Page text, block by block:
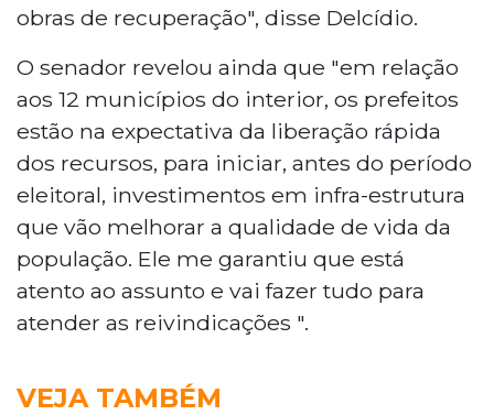
obras de recuperação", disse Delcídio.
O senador revelou ainda que "em relação
aos 12 municípios do interior, os prefeitos
estão na expectativa da liberação rápida
dos recursos, para iniciar, antes do período
eleitoral, investimentos em infra-estrutura
que vão melhorar a qualidade de vida da
população. Ele me garantiu que está
atento ao assunto e vai fazer tudo para
atender as reivindicações ".
VEJA TAMBÉM